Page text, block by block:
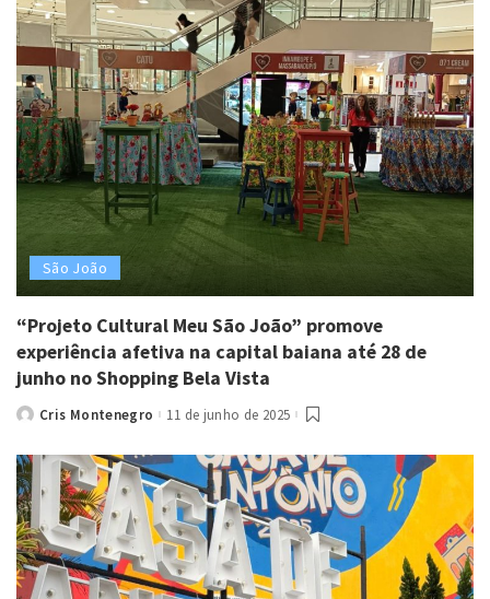
São João
“Projeto Cultural Meu São João” promove
experiência afetiva na capital baiana até 28 de
junho no Shopping Bela Vista
PostedCris Montenegro 11 de junho de 2025